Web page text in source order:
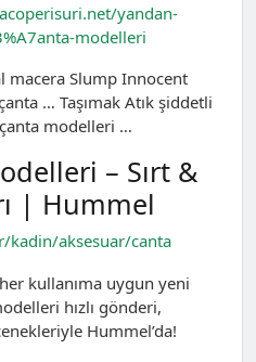
yandan-
modelleri
Slump Innocent
… Taşımak Atık şiddetli
modelleri …
– Sırt &
| Hummel
aksesuar/canta
kullanıma uygun yeni
hızlı gönderi,
Hummel’da!